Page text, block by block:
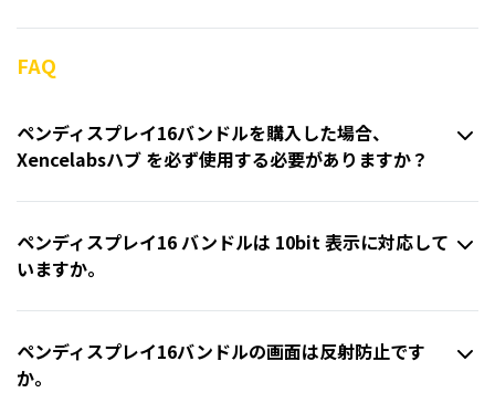
FAQ
ペンディスプレイ16バンドルを購入した場合、
Xencelabsハブ を必ず使用する必要がありますか？
ペンディスプレイ16 バンドルは 10bit 表示に対応して
いますか。
ペンディスプレイ16バンドルの画面は反射防止です
か。